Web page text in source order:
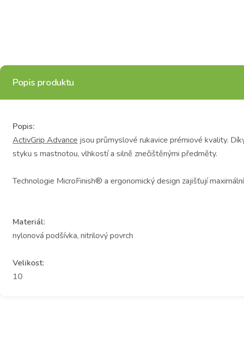
Popis produktu
Popis:
ActivGrip Advance jsou průmyslové rukavice prémiové kvality.
styku s mastnotou, vlhkostí a silně znečištěnými předměty.
Technologie MicroFinish® a ergonomický design zajišťují
Materiál:
nylonová podšívka, nitrilový povrch
Velikost:
10